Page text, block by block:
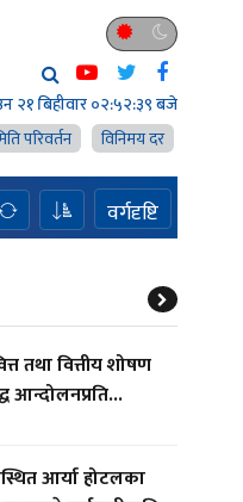
२१ बिहीवार०२:५२:४१ बजे
परिवर्तन विनिमय दर
वर्गदृष्टि
तथा वित्तीय शोषण
आन्दोलनप्रति...
आर्या होटलका